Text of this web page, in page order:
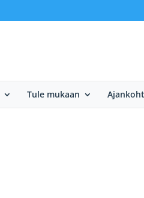
Tule mukaan